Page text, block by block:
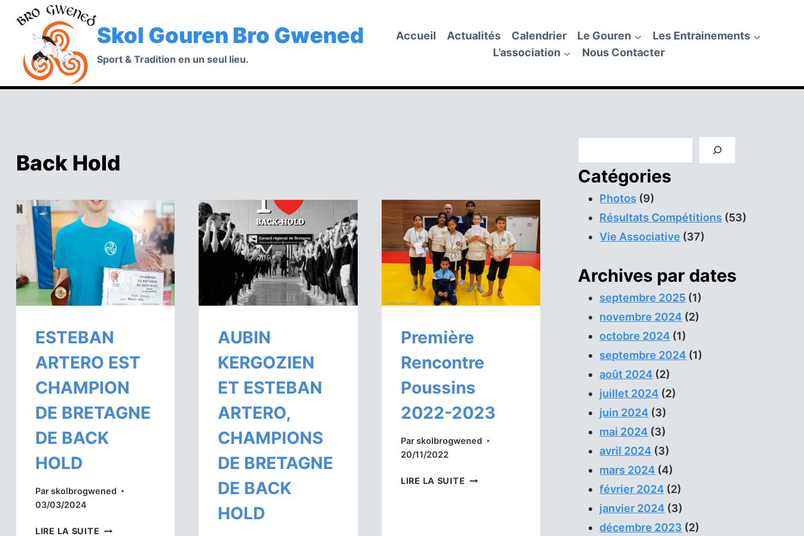
contenu
Skol Gouren Bro Gwened
Sport & Tradition en un seul lieu.
Accueil Actualités Calendrier Le Gouren
Les Entrainements
L’association
Nous Contacter
Back Hold
ESTEBAN
ARTERO EST
CHAMPION
DE BRETAGNE
DE BACK
HOLD
Parskolbrogwened
03/03/2024
LIRE LA SUITE ESTEBAN
AUBIN
KERGOZIEN
ET ESTEBAN
ARTERO,
CHAMPIONS
DE BRETAGNE
DE BACK
HOLD
Première
Rencontre
Poussins
2022-2023
Parskolbrogwened
20/11/2022
LIRE LA SUITE PREMIÈRE
Catégories
Photos (9)
Résultats Compétitions (53)
Vie Associative (37)
Archives par dates
septembre 2025 (1)
novembre 2024 (2)
octobre 2024 (1)
septembre 2024 (1)
août 2024 (2)
juillet 2024 (2)
juin 2024 (3)
mai 2024 (3)
avril 2024 (3)
mars 2024 (4)
février 2024 (2)
janvier 2024 (3)
décembre 2023 (2)